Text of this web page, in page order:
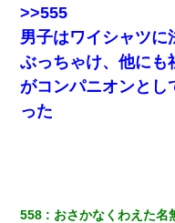
>>555
男子はワイシャツに
ぶっちゃけ、他にも
がコンパニオンとし
った
558 おさかなくわえた名